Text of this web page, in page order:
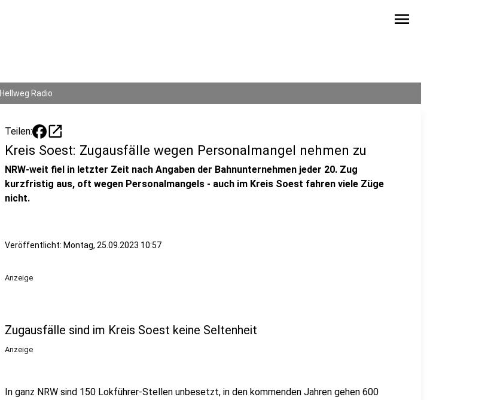
menu
Hellweg Radio
Teilen: open_in_new
Kreis Soest: Zugausfälle wegen Personalmangel nehmen zu
NRW-weit fiel in letzter Zeit nach Angaben der Bahnunternehmen jeder 20. Zug
kurzfristig aus, oft wegen Personalmangels - auch im Kreis Soest fahren viele Züge
nicht.
Veröffentlicht: Montag, 25.09.2023 10:57
Anzeige
Zugausfälle sind im Kreis Soest keine Seltenheit
Anzeige
In ganz NRW sind 150 Lokführer-Stellen unbesetzt, in den kommenden Jahren gehen 600